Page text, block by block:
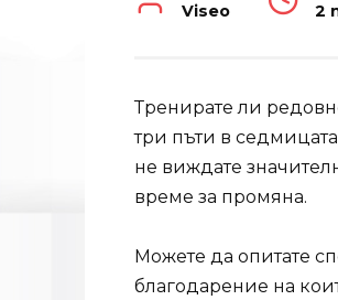
Viseo 2
Тренирате ли
три пъти в седмицата
не виждате
време за промяна.
Можете да опитате
благодарение на